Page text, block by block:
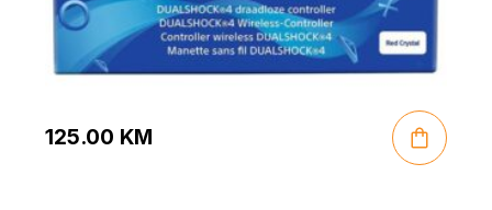
125.00 KM